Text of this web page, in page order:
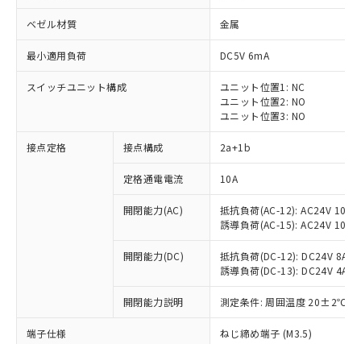
ベゼル材質 金属
最小適用負荷 DC5V 6mA
スイッチユニット構成
ユニット位置1: NC
ユニット位置2: NO
ユニット位置3: NO
接点定格 接点構成 2a+1b
定格通電電流 10A
開閉能力(AC)
抵抗負荷(AC-12): AC24V 10A/
誘導負荷(AC-15): AC24V
開閉能力(DC)
抵抗負荷(DC-12): DC24V 8A/
誘導負荷(DC-13): DC24V 4A/
開閉能力説明 測定条件: 周囲温度 20±2℃、
端子仕様 ねじ締め端子 (M3.5)
ご利用条件
対応済み：EU RoHS指令（10物質）の
非含有に対応した製品が提供可能な商品で
対応予定：EU RoHS指令（10物質）の非含
有に対応した製品に切り替える予定のある
対応予定なし：EU RoHS指令（10物質）の